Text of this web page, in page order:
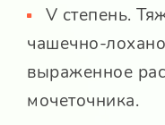
V степень.
чашечно-
выраженное
мочеточника.